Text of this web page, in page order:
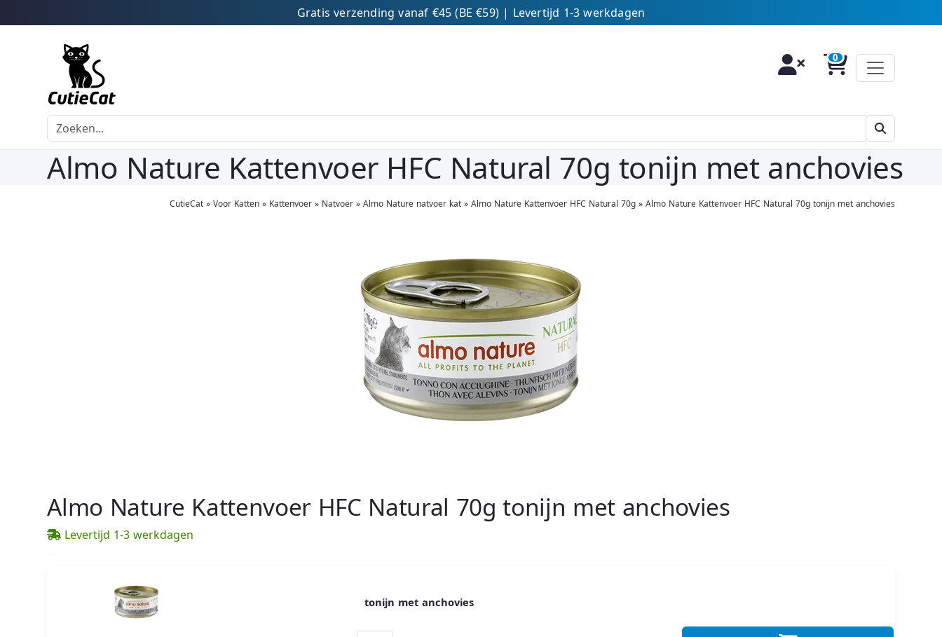
Gratis verzending vanaf €45 (BE €59) | Levertijd 1-3 werkdagen
Almo Nature Kattenvoer HFC Natural 70g tonijn met anchovies
CutieCat» Voor Katten» Kattenvoer» Natvoer» Almo Nature natvoer kat» Almo Nature Kattenvoer HFC Natural 70g» Almo Nature Kattenvoer HFC Natural 70g tonijn met anchovies
Almo Nature Kattenvoer HFC Natural 70g tonijn met anchovies
Levertijd 1-3 werkdagen
tonijn met anchovies